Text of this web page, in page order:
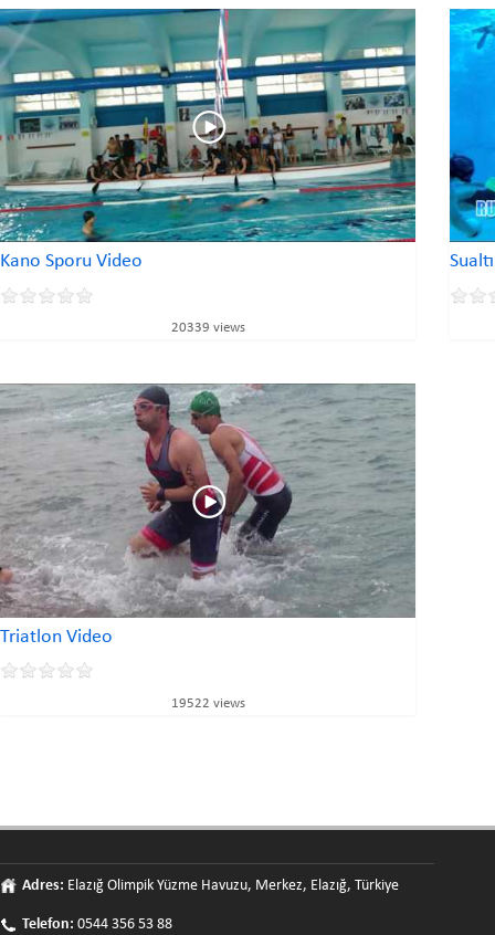
Kano Sporu Video
20339 views
Triatlon Video
19522 views
Adres: Elazığ Olimpik Yüzme Havuzu, Merkez, Elazığ, Türkiye
Telefon: 0544 356 53 88